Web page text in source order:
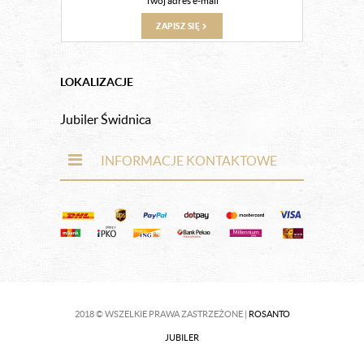
ZAPISZ SIĘ
LOKALIZACJE
Jubiler Świdnica
INFORMACJE KONTAKTOWE
2018 © WSZELKIE PRAWA ZASTRZEŻONE | ROSANTO
JUBILER